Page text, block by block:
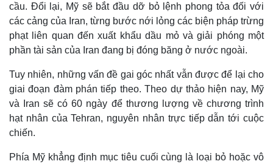
Thế giới
Multimedia
cầu. Đổi lại, Mỹ sẽ bắt đầu dỡ bỏ lệnh phong tỏa đối với
các cảng của Iran, từng bước nới lỏng các biện pháp trừng
phạt liên quan đến xuất khẩu dầu mỏ và giải phóng một
phần tài sản của Iran đang bị đóng băng ở nước ngoài.
Tuy nhiên, những vấn đề gai góc nhất vẫn được để lại cho
giai đoạn đàm phán tiếp theo. Theo dự thảo hiện nay, Mỹ
và Iran sẽ có 60 ngày để thương lượng về chương trình
hạt nhân của Tehran, nguyên nhân trực tiếp dẫn tới cuộc
chiến.
Phía Mỹ khẳng định mục tiêu cuối cùng là loại bỏ hoặc vô